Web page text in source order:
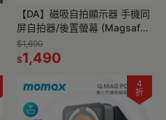
【DA】磁吸自拍顯示器 手機同
屏自拍器/後置螢幕 (Magsafe
iPhone專用)
$1,690
$1,490
4
折